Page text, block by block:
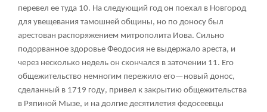
перевел ее туда 10. На следующий год он поехал в Новгород
для увещевания тамошней общины, но по доносу был
арестован распоряжением митрополита Иова. Сильно
подорванное здоровье Феодосия не выдержало ареста, и
через несколько недель он скончался в заточении 11. Его
общежительство немногим пережило его—новый донос,
сделанный в 1719 году, привел к закрытию общежительства
в Ряпиной Мызе, и на долгие десятилетия федосеевцы